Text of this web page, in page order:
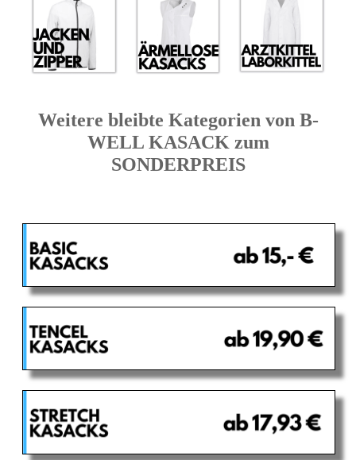
Weitere bleibte Kategorien von B-
WELL KASACK zum
SONDERPREIS